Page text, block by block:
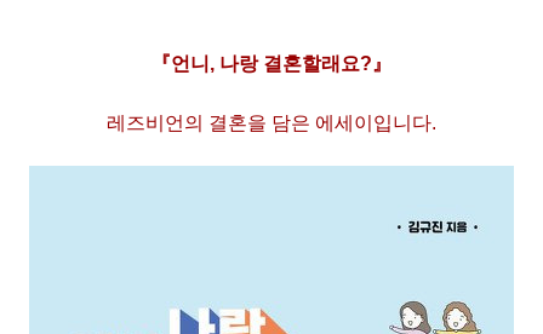
『언니 , 나랑 결혼할래요? 』
레즈비언의 결혼을 담은 에세이입니다.